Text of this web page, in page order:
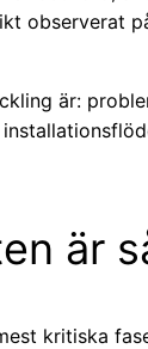
observerat
är:
är
kritiska